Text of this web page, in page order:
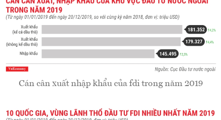
Cán cân xuất nhập khẩu của fdi trong năm 2019